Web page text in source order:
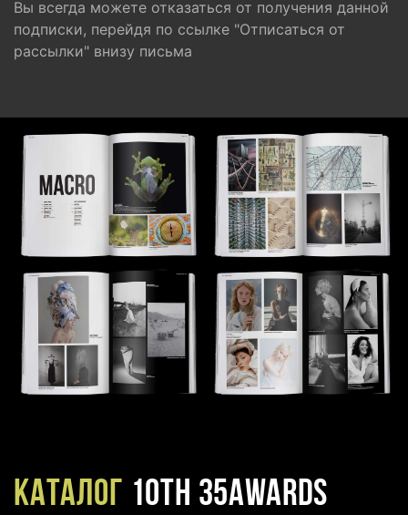
Вы всегда можете отказаться от получения данной
подписки, перейдя по ссылке "Отписаться от
рассылки" внизу письма
Каталог 10TH 35AWARDS